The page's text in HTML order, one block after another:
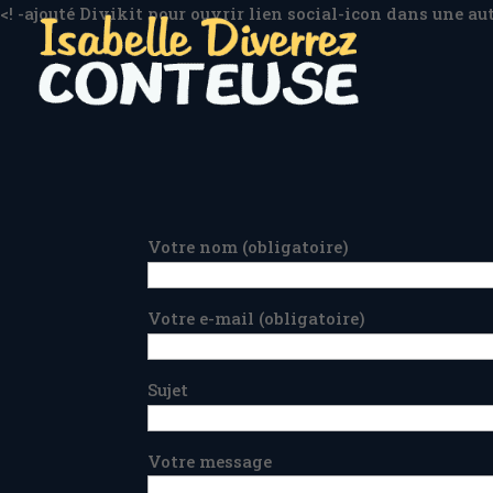
<! -ajouté Divikit pour ouvrir lien social-icon dans une
Votre nom (obligatoire)
Votre e-mail (obligatoire)
Sujet
Votre message